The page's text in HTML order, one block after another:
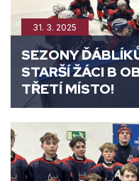
31. 3. 2025
SEZONY
STARŠÍ ŽÁCI B
TŘETÍ MÍSTO!